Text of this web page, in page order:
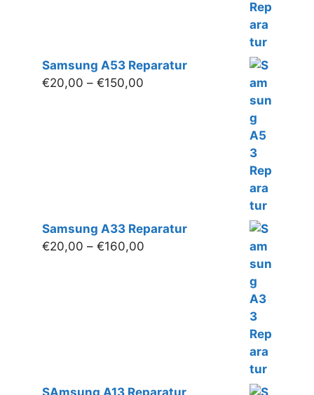
Samsung A53 Reparatur
€20,00 – €150,00
Samsung A33 Reparatur
€20,00 – €160,00